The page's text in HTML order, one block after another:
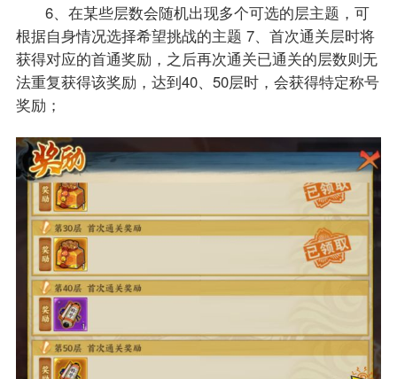
6、在某些层数会随机出现多个可选的层主题，可
根据自身情况选择希望挑战的主题 7、首次通关层时将
获得对应的首通奖励，之后再次通关已通关的层数则无
法重复获得该奖励，达到40、50层时，会获得特定称号
奖励；